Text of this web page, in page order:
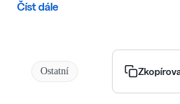
Číst dále
Ostatní